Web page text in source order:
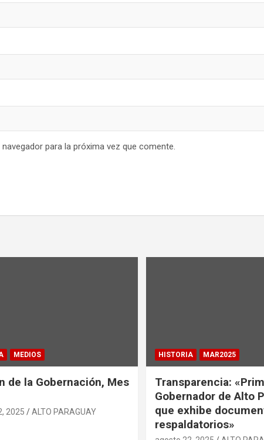
para la próxima vez que comente.
MEDIOS
de la Gobernación, Mes
2025 ALTO PARAGUAY
HISTORIA MAR2025
Transparencia:
Gobernador de Alto
que exhibe
respaldatorios»